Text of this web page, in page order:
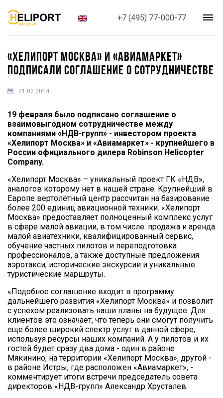
+7 (495) 77-000-77
«ХЕЛИПОРТ МОСКВА» И «АВИАМАРКЕТ»
ПОДПИСАЛИ СОГЛАШЕНИЕ О СОТРУДНИЧЕСТВЕ
21.02.2014
19 февраля было подписано соглашение о
взаимовыгодном сотрудничестве между
компаниями «НДВ-групп» - инвестором проекта
«Хелипорт Москва» и «Авиамаркет» - крупнейшего в
России официального дилера Robinson Helicopter
Company.
«Хелипорт Москва» – уникальный проект ГК «НДВ»,
аналогов которому нет в нашей стране. Крупнейший в
Европе вертолётный центр рассчитан на базирование
более 200 единиц авиационной техники. «Хелипорт
Москва» предоставляет полноценный комплекс услуг
в сфере малой авиации, в том числе: продажа и аренда
малой авиатехники, квалифицированный сервис,
обучение частных пилотов и переподготовка
профессионалов, а также доступные предложения
аэротакси, исторические экскурсии и уникальные
туристические маршруты.
«Подобное соглашение входит в программу
дальнейшего развития «Хелипорт Москва» и позволит
с успехом реализовать наши планы на будущее. Для
клиентов это означает, что теперь они смогут получить
еще более широкий спектр услуг в данной сфере,
используя ресурсы наших компаний. А у пилотов и их
гостей будет сразу два дома - один в районе
Мякинино, на территории «Хелипорт Москва», другой -
в районе Истры, где расположен «Авиамаркет», -
комментирует итоги встречи председатель совета
директоров «НДВ-групп» Александр Хрусталев.